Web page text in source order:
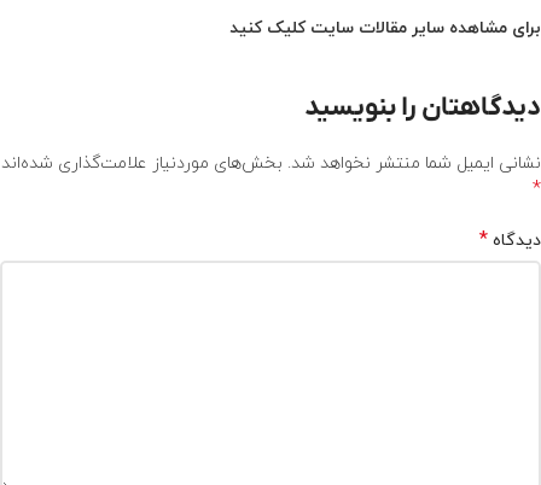
برای مشاهده سایر مقالات سایت کلیک کنید
دیدگاهتان را بنویسید
نشانی ایمیل شما منتشر نخواهد شد. بخش‌های موردنیاز علامت‌گذاری شده‌اند
*
دیدگاه *